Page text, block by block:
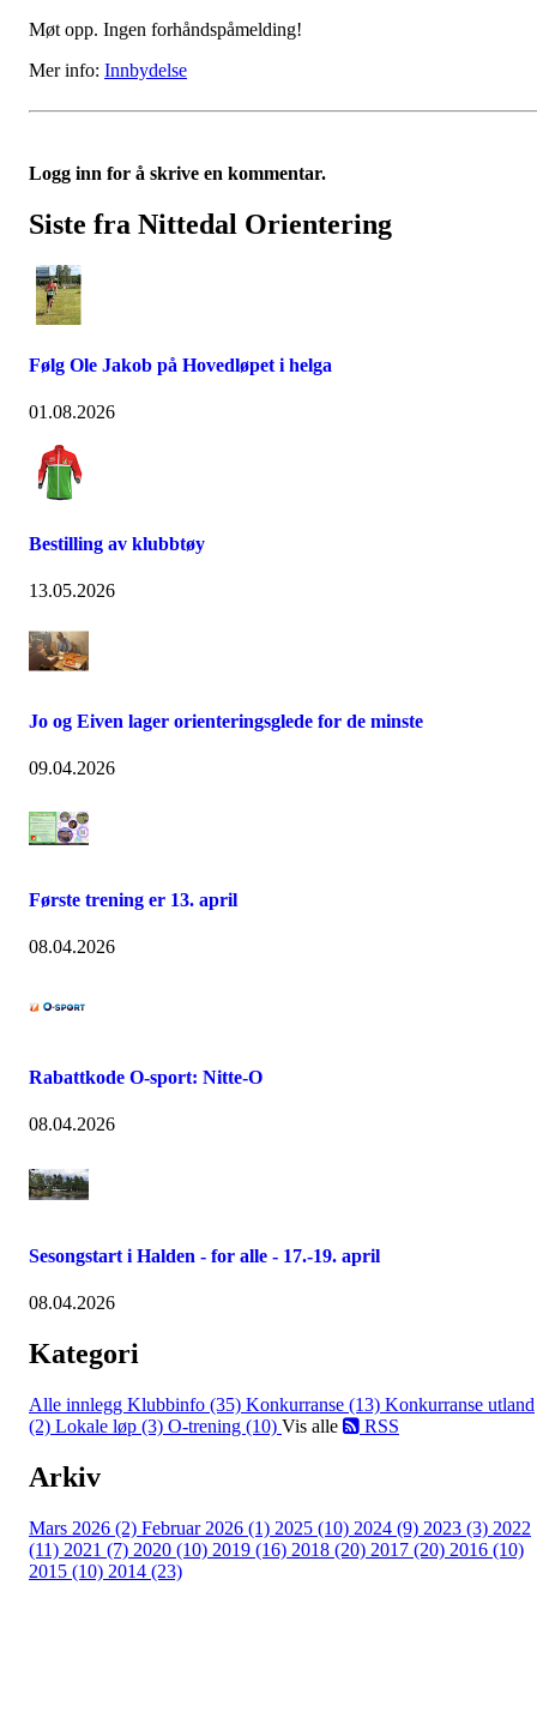
Møt opp. Ingen forhåndspåmelding!
Mer info: Innbydelse
Logg inn for å skrive en kommentar.
Siste fra Nittedal Orientering
Følg Ole Jakob på Hovedløpet i helga
01.08.2026
Bestilling av klubbtøy
13.05.2026
Jo og Eiven lager orienteringsglede for de minste
09.04.2026
Første trening er 13. april
08.04.2026
Rabattkode O-sport: Nitte-O
08.04.2026
Sesongstart i Halden - for alle - 17.-19. april
08.04.2026
Kategori
Alle innlegg Klubbinfo (35) Konkurranse (13) Konkurranse utland
(2) Lokale løp (3) O-trening (10) Vis alle RSS
Arkiv
Mars 2026 (2) Februar 2026 (1) 2025 (10) 2024 (9) 2023 (3) 2022
(11) 2021 (7) 2020 (10) 2019 (16) 2018 (20) 2017 (20) 2016 (10)
2015 (10) 2014 (23)